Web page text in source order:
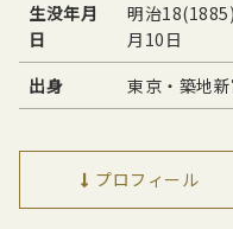
生没年月
日
明治
月10日
出身
東京・築地
プロフィール